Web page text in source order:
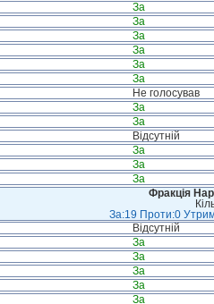
За
За
За
За
За
За
Не голосував
За
За
Відсутній
За
За
За
Фракція
За:19 Проти:0
Відсутній
За
За
За
За
За